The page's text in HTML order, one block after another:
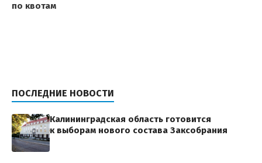
по квотам
ПОСЛЕДНИЕ НОВОСТИ
Калининградская область готовится
к выборам нового состава Заксобрания